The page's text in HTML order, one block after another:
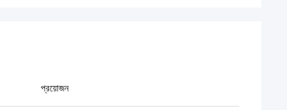
প্রয়োজন